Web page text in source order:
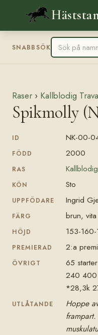
SNABBSÖK
Raser › Kallblodig
Spikmolly
ID NK-00-
FÖDD 2000
RAS
KÖN Sto
UPPFÖDARE Ingrid
FÄRG brun,
HÖJD 153-
PREMIERAD 2:a
ÖVRIGT
65
240 400
*28,3k
UTLÅTANDE
Hoppe